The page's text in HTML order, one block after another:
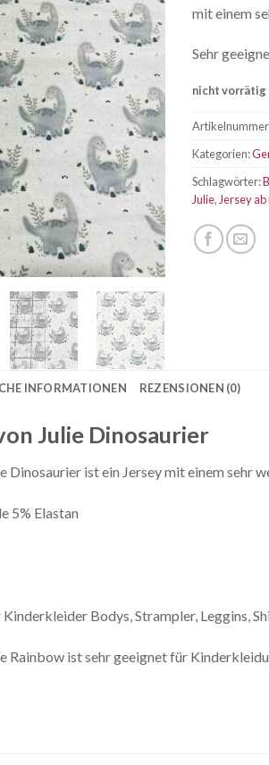
mit einem
Sehr
nicht vorrätig
Kategorien:
Schlagwörter:
Julie, Jersey
INFORMATIONEN REZENSIONEN (0)
Julie Dinosaurier
Dinosaurier ist ein Jersey mit einem sehr
5% Elastan
Bodys, Strampler, Leggins,
Rainbow ist sehr geeignet für